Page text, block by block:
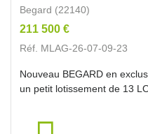
Begard (22140)
211 500 €
Réf. MLAG-26-07-09-23
Nouveau BEGARD en
un petit lotissement de 13